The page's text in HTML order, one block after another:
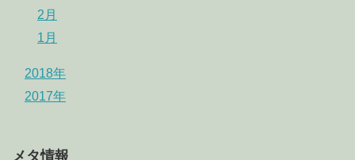
2月
1月
2018年
2017年
メタ情報